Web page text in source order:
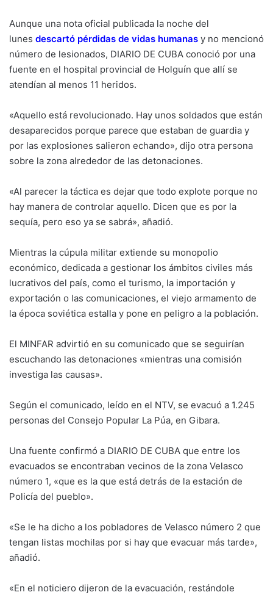
Aunque una nota oficial publicada la noche del
lunes descartó pérdidas de vidas humanas y no mencionó
número de lesionados, DIARIO DE CUBA conoció por una
fuente en el hospital provincial de Holguín que allí se
atendían al menos 11 heridos.
«Aquello está revolucionado. Hay unos soldados que están
desaparecidos porque parece que estaban de guardia y
por las explosiones salieron echando», dijo otra persona
sobre la zona alrededor de las detonaciones.
«Al parecer la táctica es dejar que todo explote porque no
hay manera de controlar aquello. Dicen que es por la
sequía, pero eso ya se sabrá», añadió.
Mientras la cúpula militar extiende su monopolio
económico, dedicada a gestionar los ámbitos civiles más
lucrativos del país, como el turismo, la importación y
exportación o las comunicaciones, el viejo armamento de
la época soviética estalla y pone en peligro a la población.
El MINFAR advirtió en su comunicado que se seguirían
escuchando las detonaciones «mientras una comisión
investiga las causas».
Según el comunicado, leído en el NTV, se evacuó a 1.245
personas del Consejo Popular La Púa, en Gibara.
Una fuente confirmó a DIARIO DE CUBA que entre los
evacuados se encontraban vecinos de la zona Velasco
número 1, «que es la que está detrás de la estación de
Policía del pueblo».
«Se le ha dicho a los pobladores de Velasco número 2 que
tengan listas mochilas por si hay que evacuar más tarde»,
añadió.
«En el noticiero dijeron de la evacuación, restándole